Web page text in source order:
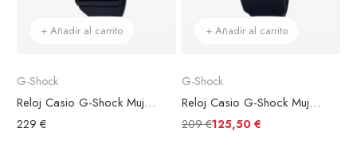
+ Añadir al carrito
G-Shock
Reloj Casio G-Shock Mujer GM-S2100BC-1AER Esfera Plateada
229 €
+ Añadir al carrito
G-Shock
Reloj Casio G-Shock Mujer GM-S5600BC-1ER Esfera Blanca
209 €125,50 €